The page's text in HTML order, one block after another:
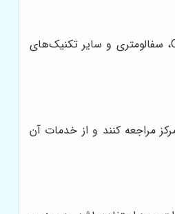
یک مرکز رادیولوژی دندان مجهز باید طیف گسترده‌ای از خدمات رادیولوژی دندانپزشکی را ارائه دهد. این شامل رادیوگرافی‌های تک دندان، پانورامیک، CBCT، سفالومتری و سایر تکنیک‌های
مراجعه کنند و از خدمات آن